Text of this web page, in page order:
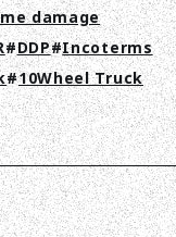
EN JA TH
damage
DDP Incoterms
10Wheel Truck